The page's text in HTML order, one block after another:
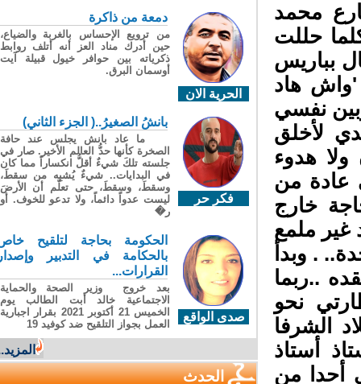
محمد
حللت
بباريس
هاد
نفسي
لأخلق
هدوء
من
خارج
ملمع
. وبدأ
..ربما
نحو
الشرفا
أستاذ
أحدا من
الحرية الان
دمعة من ذاكرة
من ترويع الإحساس بالغربة والضياع،
حين أدرك مناد العز أنه أتلف روابط
ذكرياته بين حوافر خيول قبيلة آيت
أوسمان البرق.
فكر حر
بانشُ الصغيرُ..( الجزء الثاني)
ما عاد بانش يجلس عند حافة
الصخرة كأنها حدُّ العالم الأخير. صار في
جلسته تلكَ شيءٌ أقلُّ انكساراً مما كان
في البدايات.. شيءٌ يُشبِه من سقطَ،
وسقطَ، وسقطَ، حتى تعلّم أن الأرضَ
ليست عدواً دائماً، ولا تدعو للخوف. أو
ر�
صدى الواقع
الحكومة بحاجة لتلقيح خاص
بالحكامة في التدبير وإصدار
القرارات...
بعد خروج وزير الصحة والحماية
الاجتماعية خالد أبت الطالب يوم
الخميس 21 أكتوبر 2021 بقرار اجبارية
العمل بجواز التلقيح ضد كوفيد 19
المزيد...
الحدث